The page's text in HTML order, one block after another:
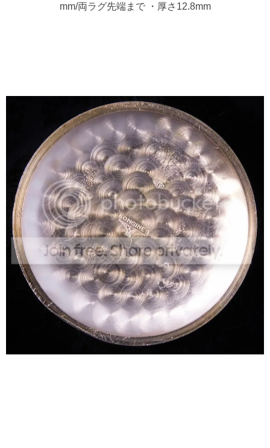
mm/両ラグ先端まで ・厚さ12.8mm